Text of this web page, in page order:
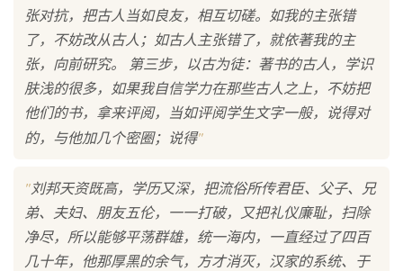
张对抗，把古人当如良友，相互切磋。如我的主张错
了，不妨改从古人；如古人主张错了，就依著我的主
张，向前研究。 第三步，以古为徒：著书的古人，学识
肤浅的很多，如果我自信学力在那些古人之上，不妨把
他们的书，拿来评阅，当如评阅学生文字一般，说得对
的，与他加几个密圈；说得"
"刘邦天资既高，学历又深，把流俗所传君臣、父子、兄
弟、夫妇、朋友五伦，一一打破，又把礼仪廉耻，扫除
净尽，所以能够平荡群雄，统一海内，一直经过了四百
几十年，他那厚黑的余气，方才消灭，汉家的系统、于